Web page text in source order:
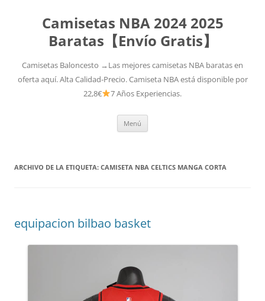
Camisetas NBA 2024 2025
Baratas【Envío Gratis】
Camisetas Baloncesto →Las mejores camisetas NBA baratas en
oferta aquí. Alta Calidad-Precio. Camiseta NBA está disponible por
22,8€
7 Años Experiencias.
Menú
ARCHIVO DE LA ETIQUETA: CAMISETA NBA CELTICS MANGA CORTA
equipacion bilbao basket